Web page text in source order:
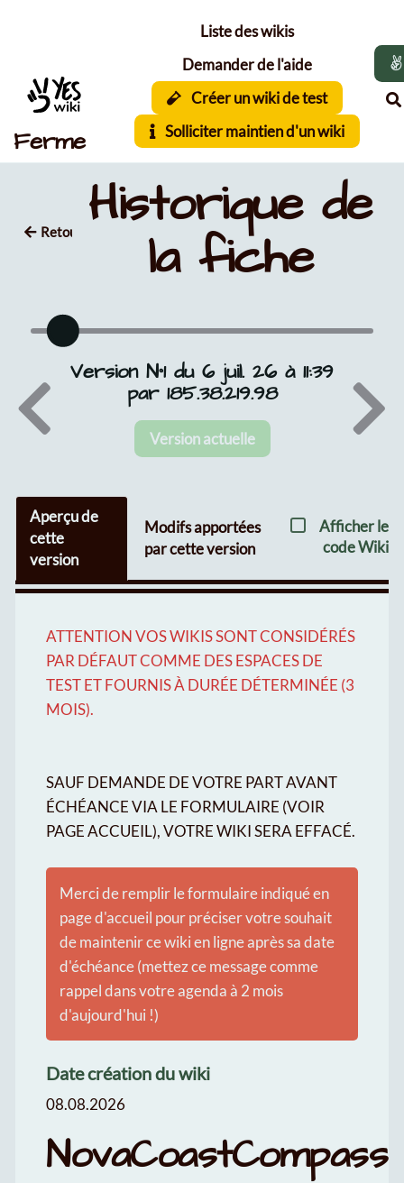
Ferme
Liste des wikis
Demander de l'aide
Créer un wiki de test
Solliciter maintien d'un wiki
Retour Historique de
la fiche
Version N°1 du 6 juil. 26 à 11:39
par 185.38.219.98
Version actuelle
Aperçu de
cette
version
Modifs apportées
par cette version
Afficher le
code Wiki
ATTENTION VOS WIKIS SONT CONSIDÉRÉS
PAR DÉFAUT COMME DES ESPACES DE
TEST ET FOURNIS À DURÉE DÉTERMINÉE (3
MOIS).
SAUF DEMANDE DE VOTRE PART AVANT
ÉCHÉANCE VIA LE FORMULAIRE (VOIR
PAGE ACCUEIL), VOTRE WIKI SERA EFFACÉ.
Merci de remplir le formulaire indiqué en
page d'accueil pour préciser votre souhait
de maintenir ce wiki en ligne après sa date
d'échéance (mettez ce message comme
rappel dans votre agenda à 2 mois
d'aujourd'hui !)
Date création du wiki
08.08.2026
NovaCoastCompass